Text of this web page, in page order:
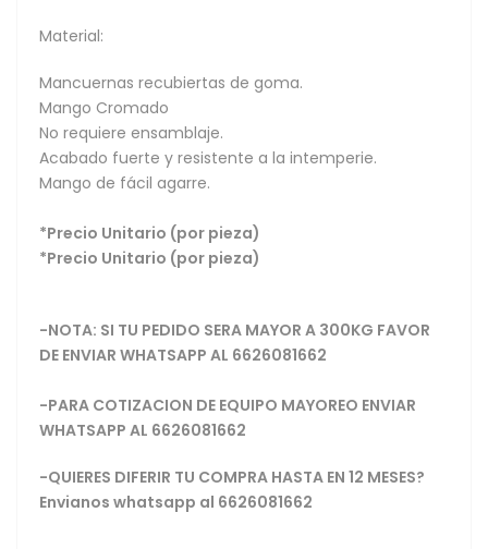
Material:
Mancuernas recubiertas de goma.
Mango Cromado
No requiere ensamblaje.
Acabado fuerte y resistente a la intemperie.
Mango de fácil agarre.
*Precio Unitario (por pieza)
*Precio Unitario (por pieza)
-NOTA: SI TU PEDIDO SERA MAYOR A 300KG FAVOR
DE ENVIAR WHATSAPP AL 6626081662
-PARA COTIZACION DE EQUIPO MAYOREO ENVIAR
WHATSAPP AL 6626081662
-QUIERES DIFERIR TU COMPRA HASTA EN 12 MESES?
Envianos whatsapp al 6626081662